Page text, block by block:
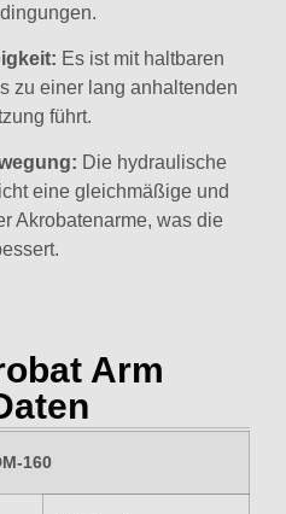
Es ist mit haltbaren
zu einer lang anhaltenden
führt.
Die hydraulische
eine gleichmäßige und
Akrobatenarme, was die
Arm
160